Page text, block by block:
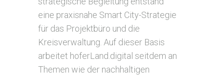
eine praxisnahe Smart City-Strategie
für das Projektbüro und die
Kreisverwaltung. Auf dieser Basis
arbeitet hoferLand.digital seitdem an
Themen wie der nachhaltigen